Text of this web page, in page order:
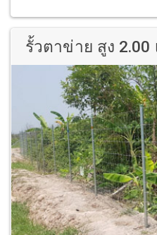
รั้วตาข่าย สูง 2.00